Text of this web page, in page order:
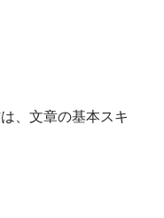
、文章の基本スキ